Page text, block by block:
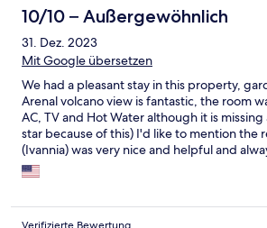
10/10 – Außergewöhnlich
31. Dez. 2023
Mit Google übersetzen
We had a pleasant stay in this property,
Arenal volcano view is fantastic, the room
AC, TV and Hot Water although it is missing
star because of this) I'd like to mention the
(Ivannia) was very nice and helpful and
our needs..